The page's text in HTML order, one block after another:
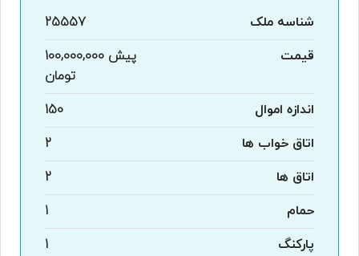
شناسه ملک
25557
قیمت
پیش 100,000,000
تومان
اندازه اموال
150
اتاق خواب ها
2
اتاق ها
2
حمام
1
پارکنگ
1